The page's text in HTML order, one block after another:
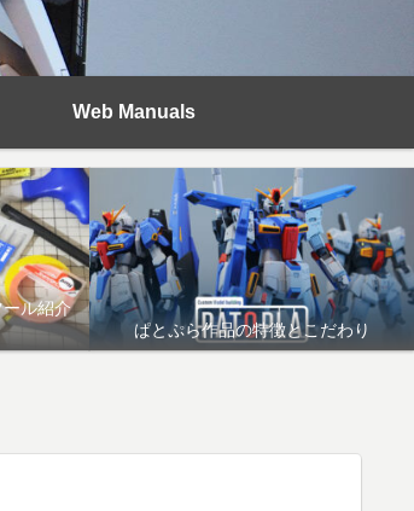
Web Manuals
ル紹介
ぱとぷら作品の特徴とこだわり